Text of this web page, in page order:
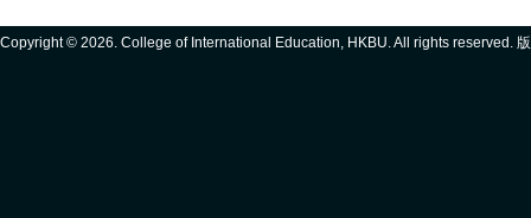
Copyright © 2026. College of International Education, HKBU. All rights reserved.